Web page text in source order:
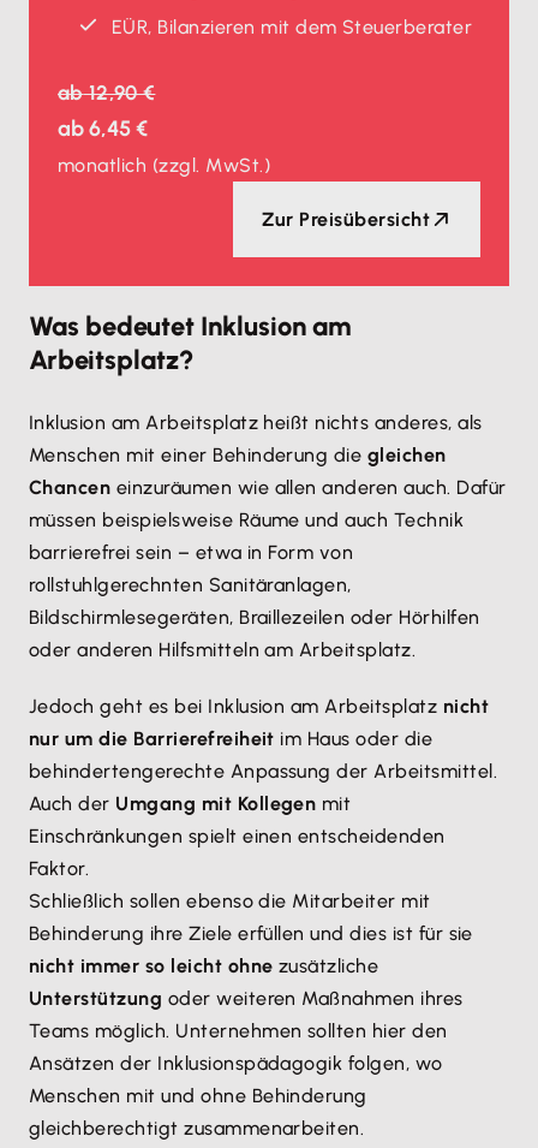
EÜR, Bilanzieren mit dem Steuerberater
ab12,90 €
ab6,45 €
monatlich (zzgl. MwSt.)
Zur Preisübersicht
Was bedeutet Inklusion am
Arbeitsplatz?
Inklusion am Arbeitsplatz heißt nichts anderes, als
Menschen mit einer Behinderung die gleichen
Chancen einzuräumen wie allen anderen auch. Dafür
müssen beispielsweise Räume und auch Technik
barrierefrei sein – etwa in Form von
rollstuhlgerechnten Sanitäranlagen,
Bildschirmlesegeräten, Braillezeilen oder Hörhilfen
oder anderen Hilfsmitteln am Arbeitsplatz.
Jedoch geht es bei Inklusion am Arbeitsplatz nicht
nur um die Barrierefreiheit im Haus oder die
behindertengerechte Anpassung der Arbeitsmittel.
Auch der Umgang mit Kollegen mit
Einschränkungen spielt einen entscheidenden
Faktor.
Schließlich sollen ebenso die Mitarbeiter mit
Behinderung ihre Ziele erfüllen und dies ist für sie
nicht immer so leicht ohne zusätzliche
Unterstützung oder weiteren Maßnahmen ihres
Teams möglich. Unternehmen sollten hier den
Ansätzen der Inklusionspädagogik folgen, wo
Menschen mit und ohne Behinderung
gleichberechtigt zusammenarbeiten.